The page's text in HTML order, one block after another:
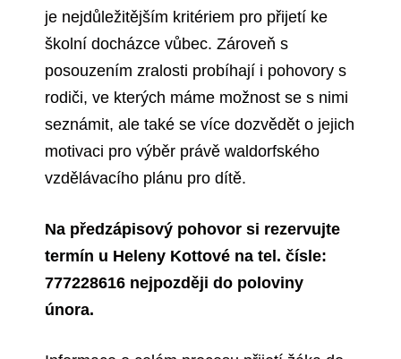
je nejdůležitějším kritériem pro přijetí ke
školní docházce vůbec. Zároveň s
posouzením zralosti probíhají i pohovory s
rodiči, ve kterých máme možnost se s nimi
seznámit, ale také se více dozvědět o jejich
motivaci pro výběr právě waldorfského
vzdělávacího plánu pro dítě.
Na předzápisový pohovor si rezervujte
termín u Heleny Kottové na tel. čísle:
777228616 nejpozději do poloviny
února.